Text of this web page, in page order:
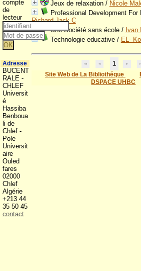
Jeux de relaxation/ Nicole
Professional Development For
Richard,Jack C
Une Société sans école/ Ivan
Technologie educative/ EL-
1
Site Web de La Bibliothéque
DSPACE UHBC
compte
de
lecteur
Adresse
BUCENT
RALE -
CHLEF
Universit
é
Hassiba
Benboua
li de
Chlef -
Pole
Universit
aire
Ouled
fares
02000
Chlef
Algérie
+213 44
35 50 45
contact